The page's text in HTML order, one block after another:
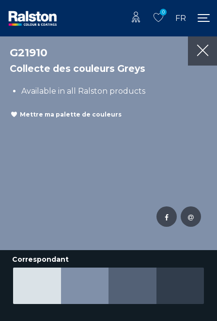
0
FR
G21910
Collecte des couleurs Greys
Available in all Ralston products
Mettre ma palette de couleurs
Correspondant